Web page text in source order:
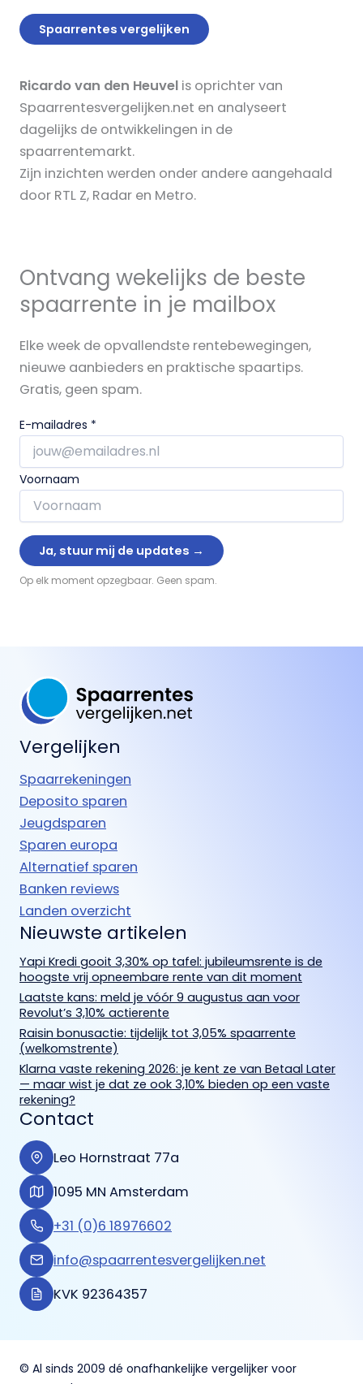
Spaarrentes vergelijken
Ricardo van den Heuvel is oprichter van
Spaarrentesvergelijken.net en analyseert
dagelijks de ontwikkelingen in de
spaarrentemarkt.
Zijn inzichten werden onder andere aangehaald
door RTL Z, Radar en Metro.
Ontvang wekelijks de beste
spaarrente in je mailbox
Elke week de opvallendste rentebewegingen,
nieuwe aanbieders en praktische spaartips.
Gratis, geen spam.
E-mailadres *
Voornaam
Op elk moment opzegbaar. Geen spam.
Vergelijken
Spaarrekeningen
Deposito sparen
Jeugdsparen
Sparen europa
Alternatief sparen
Banken reviews
Landen overzicht
Nieuwste artikelen
Yapi Kredi gooit 3,30% op tafel: jubileumsrente is de
hoogste vrij opneembare rente van dit moment
Laatste kans: meld je vóór 9 augustus aan voor
Revolut’s 3,10% actierente
Raisin bonusactie: tijdelijk tot 3,05% spaarrente
(welkomstrente)
Klarna vaste rekening 2026: je kent ze van Betaal Later
— maar wist je dat ze ook 3,10% bieden op een vaste
rekening?
Contact
Leo Hornstraat 77a
1095 MN Amsterdam
+31 (0)6 18976602
info@spaarrentesvergelijken.net
KVK 92364357
© Al sinds 2009 dé onafhankelijke vergelijker voor